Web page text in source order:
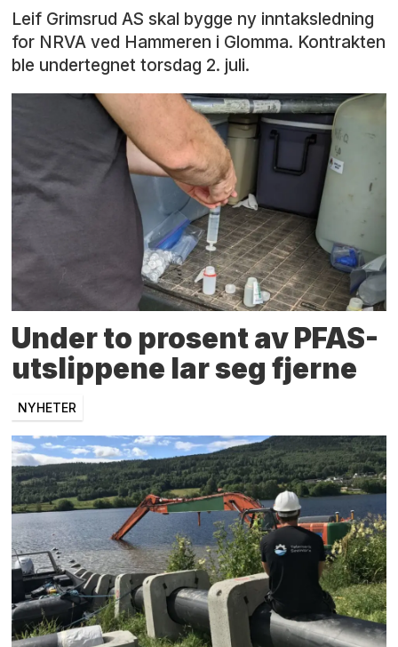
Leif Grimsrud AS skal bygge ny inntaksledning
for NRVA ved Hammeren i Glomma. Kontrakten
ble undertegnet torsdag 2. juli.
Under to prosent av PFAS-
utslippene lar seg fjerne
NYHETER